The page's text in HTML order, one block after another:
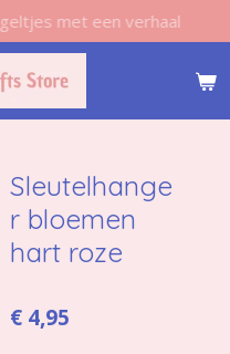
met een verhaal
Sleutelhange
r bloemen
hart roze
€ 4,95